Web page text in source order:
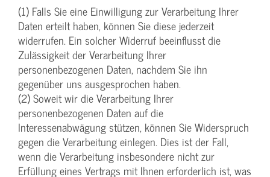
(1) Falls Sie eine Einwilligung zur Verarbeitung Ihrer
Daten erteilt haben, können Sie diese jederzeit
widerrufen. Ein solcher Widerruf beeinflusst die
Zulässigkeit der Verarbeitung Ihrer
personenbezogenen Daten, nachdem Sie ihn
gegenüber uns ausgesprochen haben.
(2) Soweit wir die Verarbeitung Ihrer
personenbezogenen Daten auf die
Interessenabwägung stützen, können Sie Widerspruch
gegen die Verarbeitung einlegen. Dies ist der Fall,
wenn die Verarbeitung insbesondere nicht zur
Erfüllung eines Vertrags mit Ihnen erforderlich ist, was